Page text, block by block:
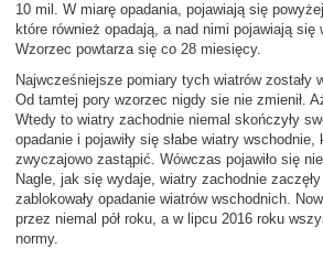
10 mil. W miarę opadania, pojawiają się
które również opadają, a nad nimi pojawiają się
Wzorzec powtarza się co 28 miesięcy.
Najwcześniejsze pomiary tych wiatrów zostały
Od tamtej pory wzorzec nigdy sie nie zmienił.
Wtedy to wiatry zachodnie niemal skończyły
opadanie i pojawiły się słabe wiatry wschodnie,
zwyczajowo zastąpić. Wówczas pojawiło się
Nagle, jak się wydaje, wiatry zachodnie
zablokowały opadanie wiatrów wschodnich.
przez niemal pół roku, a w lipcu 2016 roku
normy.